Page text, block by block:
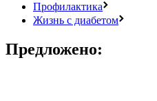
Профилактика
Жизнь с диабетом
Предложено: